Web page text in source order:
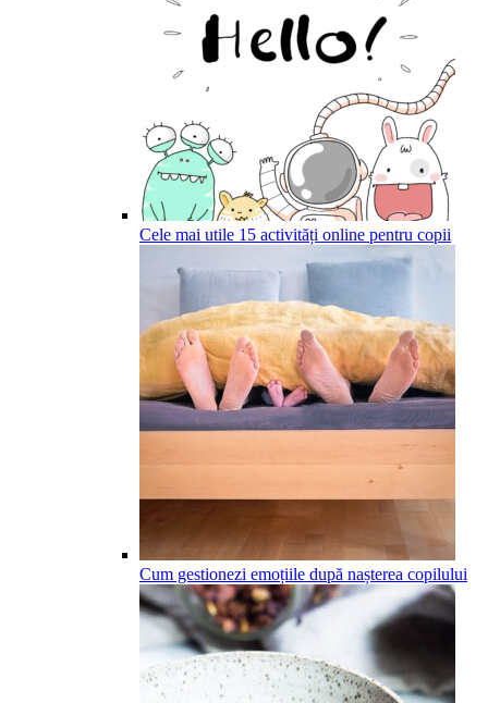
Cele mai utile 15 activități online pentru copii
Cum gestionezi emoțiile după nașterea copilului